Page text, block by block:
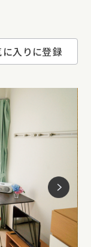
に入りに登録